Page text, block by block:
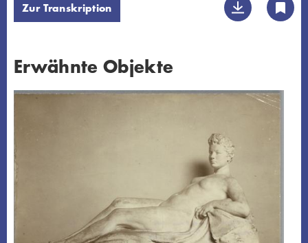
Zur Transkription
Erwähnte Objekte